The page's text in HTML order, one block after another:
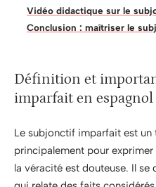
Vidéo didactique sur le
Conclusion : maîtriser le
Définition et
imparfait en espagnol
Le subjonctif imparfait est
principalement pour
la véracité est douteuse. Il